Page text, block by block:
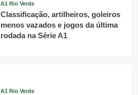
A1 Rio Verde
Classificação, artilheiros, goleiros
menos vazados e jogos da última
rodada na Série A1
A1 Rio Verde